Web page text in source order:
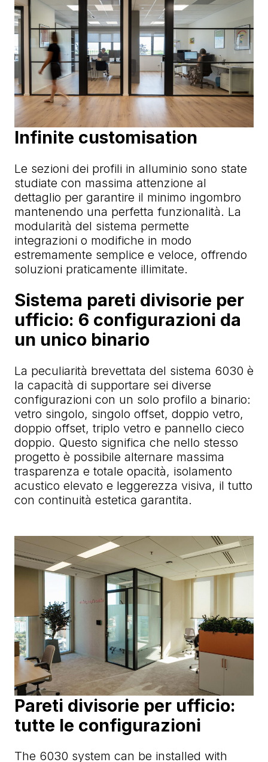
Infinite customisation
Le sezioni dei profili in alluminio sono state
studiate con massima attenzione al
dettaglio per garantire il minimo ingombro
mantenendo una perfetta funzionalità. La
modularità del sistema permette
integrazioni o modifiche in modo
estremamente semplice e veloce, offrendo
soluzioni praticamente illimitate.
Sistema pareti divisorie per
ufficio: 6 configurazioni da
un unico binario
La peculiarità brevettata del sistema 6030 è
la capacità di supportare sei diverse
configurazioni con un solo profilo a binario:
vetro singolo, singolo offset, doppio vetro,
doppio offset, triplo vetro e pannello cieco
doppio. Questo significa che nello stesso
progetto è possibile alternare massima
trasparenza e totale opacità, isolamento
acustico elevato e leggerezza visiva, il tutto
con continuità estetica garantita.
Pareti divisorie per ufficio:
tutte le configurazioni
The 6030 system can be installed with